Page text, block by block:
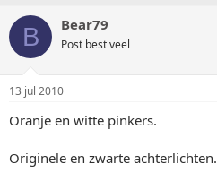
B Bear79
Post best veel
13 jul 2010
Oranje en witte pinkers.
Originele en zwarte achterlichten.